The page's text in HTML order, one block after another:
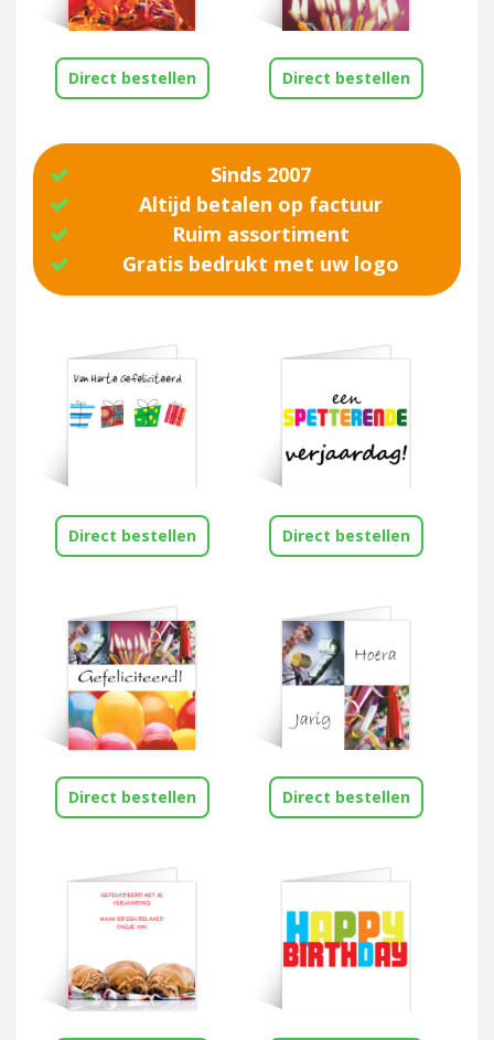
Direct bestellen Direct bestellen
Sinds 2007
Altijd betalen op factuur
Ruim assortiment
Gratis bedrukt met uw logo
Direct bestellen
Direct bestellen
Direct bestellen
Direct bestellen